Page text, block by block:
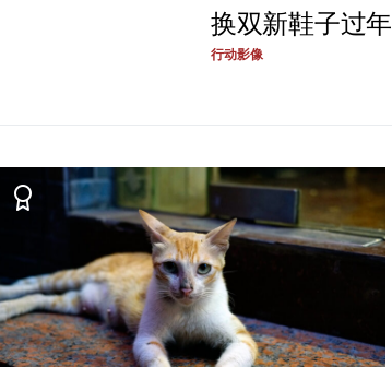
换双新鞋子过年
行动影像